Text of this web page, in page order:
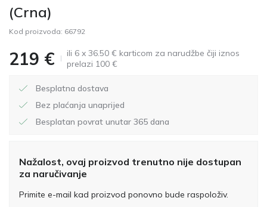
(Crna)
Kod proizvoda: 66792
219 €
ili 6 x 36.50 € karticom za narudžbe čiji iznos
prelazi 100 €
Besplatna dostava
Bez plaćanja unaprijed
Besplatan povrat unutar 365 dana
Nažalost, ovaj proizvod trenutno nije dostupan
za naručivanje
Primite e-mail kad proizvod ponovno bude raspoloživ.